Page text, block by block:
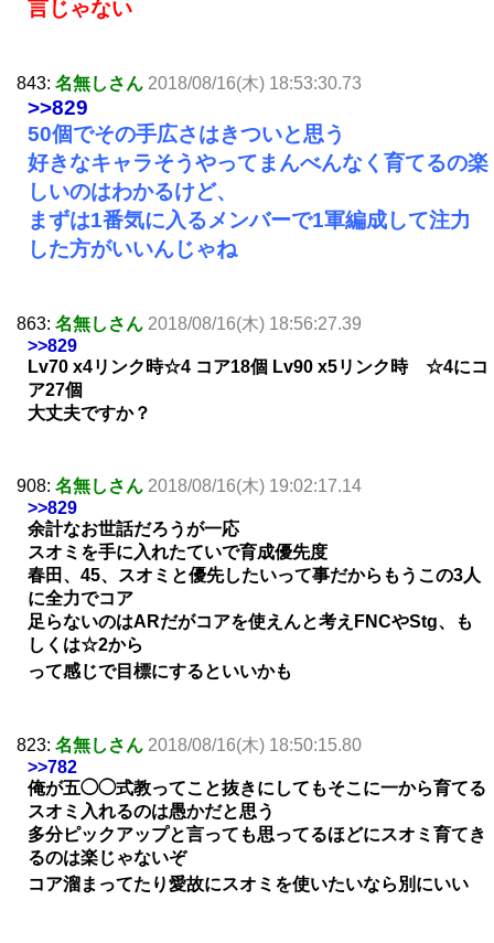
言じゃない
843: 名無しさん 2018/08/16(木) 18:53:30.73
>>829
50個でその手広さはきついと思う
好きなキャラそうやってまんべんなく育てるの楽
しいのはわかるけど、
まずは1番気に入るメンバーで1軍編成して注力
した方がいいんじゃね
863: 名無しさん 2018/08/16(木) 18:56:27.39
>>829
Lv70 x4リンク時☆4 コア18個 Lv90 x5リンク時 ☆4にコ
ア27個
大丈夫ですか？
908: 名無しさん 2018/08/16(木) 19:02:17.14
>>829
余計なお世話だろうが一応
スオミを手に入れたていで育成優先度
春田、45、スオミと優先したいって事だからもうこの3人
に全力でコア
足らないのはARだがコアを使えんと考えFNCやStg、も
しくは☆2から
って感じで目標にするといいかも
823: 名無しさん 2018/08/16(木) 18:50:15.80
>>782
俺が五◯◯式教ってこと抜きにしてもそこに一から育てる
スオミ入れるのは愚かだと思う
多分ピックアップと言っても思ってるほどにスオミ育てき
るのは楽じゃないぞ
コア溜まってたり愛故にスオミを使いたいなら別にいい